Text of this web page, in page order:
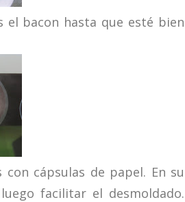
el bacon hasta que esté bien
cápsulas de papel. En su
facilitar el desmoldado.